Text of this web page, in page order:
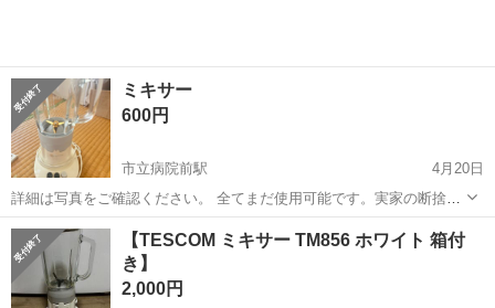
ミキサー
600円
市立病院前駅
4月20日
詳細は写真をご確認ください。 全てまだ使用可能です。実家の断捨離
のため、つかっていただける方へお渡しできればと思いますす、
沖縄 那覇市 キッチン家電 ミキサー
【TESCOM ミキサー TM856 ホワイト 箱付
き】
2,000円